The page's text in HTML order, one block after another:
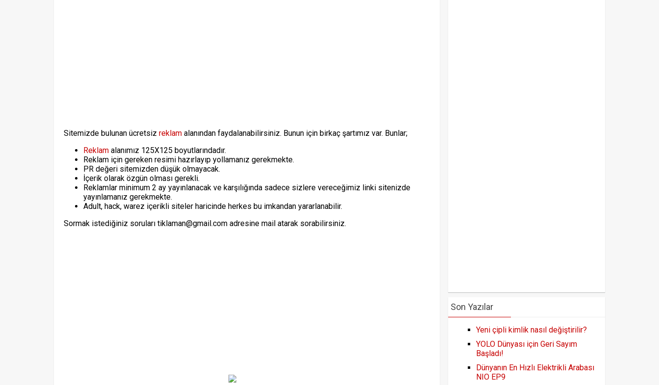
Sitemizde bulunan ücretsiz reklam alanından faydalanabilirsiniz. Bunun için birkaç şartımız var. Bunlar;
Reklam alanımız 125X125 boyutlarındadır.
Reklam için gereken resimi hazırlayıp yollamanız gerekmekte.
PR değeri sitemizden düşük olmayacak.
İçerik olarak özgün olması gerekli.
Reklamlar minimum 2 ay yayınlanacak ve karşılığında sadece sizlere vereceğimiz linki sitenizde
yayınlamanız gerekmekte.
Adult, hack, warez içerikli siteler haricinde herkes bu imkandan yararlanabilir.
Sormak istediğiniz soruları tiklaman@gmail.com adresine mail atarak sorabilirsiniz.
Son Yazılar
Yeni çipli kimlik nasıl değiştirilir?
YOLO Dünyası için Geri Sayım
Başladı!
Dünyanın En Hızlı Elektrikli Arabası
NIO EP9